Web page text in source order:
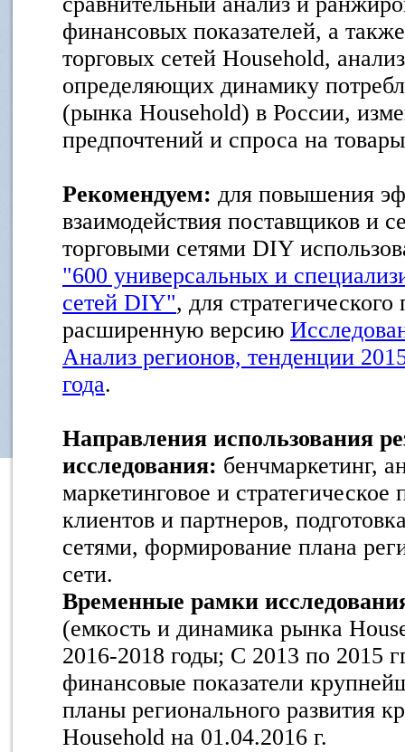
финансовых показателей, а
торговых сетей Household,
определяющих динамику
(рынка Household) в России,
предпочтений и спроса на
Рекомендуем: для повышения
взаимодействия поставщиков и
торговыми сетями DIY
"600 универсальных и
сетей DIY", для
расширенную версию
Анализ регионов, тенденции
года.
Направления использования
исследования: бенчмаркетинг,
маркетинговое и
клиентов и партнеров,
сетями, формирование плана
сети.
Временные рамки
(емкость и динамика рынка
2016-2018 годы; С 2013 по 2015
финансовые показатели
планы регионального развития
Household на 01.04.2016 г.